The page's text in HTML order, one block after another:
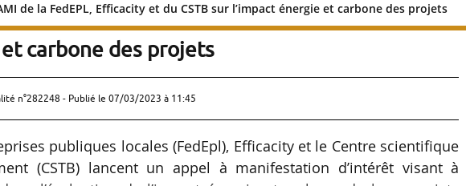
de la FedEPL, Efficacity et du CSTB sur l’impact énergie et carbone des projets
de la FedEPL, Efficacity et du CSTB sur
carbone des projets
n°282248 - Publié le 07/03/2023 à 11:45
publiques locales (FedEpl), Efficacity et le Centre scientifique
(CSTB) lancent un appel à manifestation d’intérêt visant à